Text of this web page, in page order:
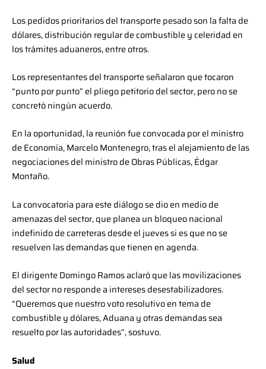
Los pedidos prioritarios del transporte pesado son la falta de
dólares, distribución regular de combustible y celeridad en
los trámites aduaneros, entre otros.
Los representantes del transporte señalaron que tocaron
“punto por punto” el pliego petitorio del sector, pero no se
concretó ningún acuerdo.
En la oportunidad, la reunión fue convocada por el ministro
de Economía, Marcelo Montenegro, tras el alejamiento de las
negociaciones del ministro de Obras Públicas, Édgar
Montaño.
La convocatoria para este diálogo se dio en medio de
amenazas del sector, que planea un bloqueo nacional
indefinido de carreteras desde el jueves si es que no se
resuelven las demandas que tienen en agenda.
El dirigente Domingo Ramos aclaró que las movilizaciones
del sector no responde a intereses desestabilizadores.
“Queremos que nuestro voto resolutivo en tema de
combustible y dólares, Aduana y otras demandas sea
resuelto por las autoridades”, sostuvo.
Salud